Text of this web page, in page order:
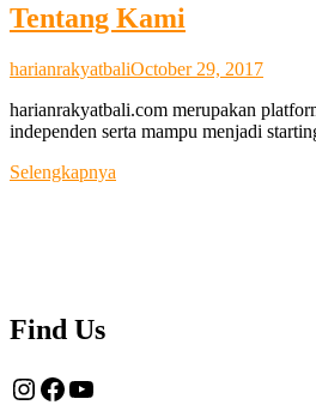
Tentang Kami
harianrakyatbaliOctober 29, 2017
harianrakyatbali.com merupakan
independen serta mampu menjadi
Selengkapnya
Find Us
Instagram
Facebook
YouTube